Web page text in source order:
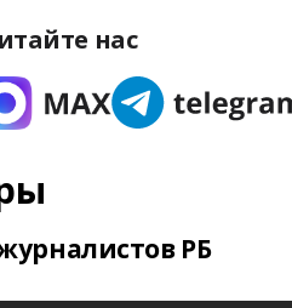
нас
РБ